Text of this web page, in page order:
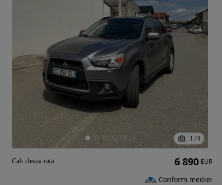
1 / 6
6 890 EUR
Conform mediei
Calculeaza rata